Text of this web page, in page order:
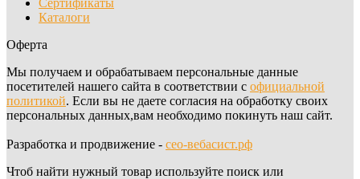
Каталоги
Оферта
Мы получаем и обрабатываем персональные данные
посетителей нашего сайта в соответствии с официальной
политикой. Если вы не даете согласия на обработку своих
персональных данных,вам необходимо покинуть наш сайт.
Разработка и продвижение - сео-вебасист.рф
Чтоб найти нужный товар используйте поиск или